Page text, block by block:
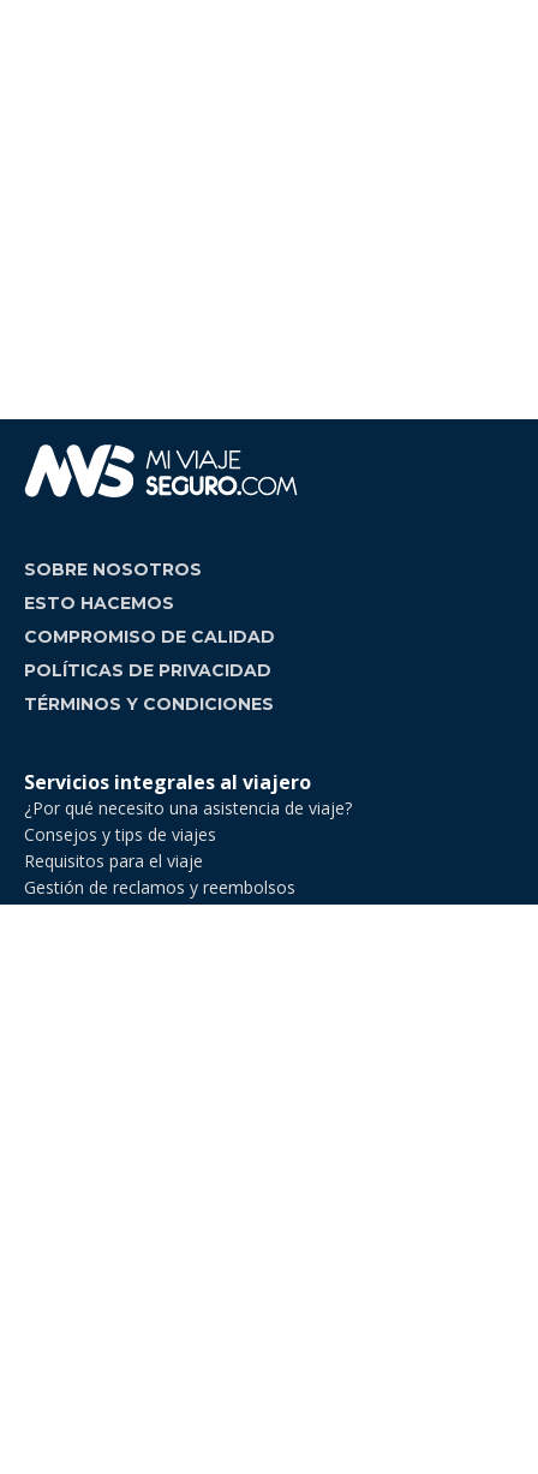
SOBRE NOSOTROS
ESTO HACEMOS
COMPROMISO DE CALIDAD
POLÍTICAS DE PRIVACIDAD
TÉRMINOS Y CONDICIONES
Servicios integrales al viajero
¿Por qué necesito una asistencia de viaje?
Consejos y tips de viajes
Requisitos para el viaje
Gestión de reclamos y reembolsos